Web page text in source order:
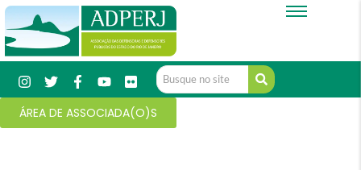
ÁREA DE ASSOCIADA(O)S